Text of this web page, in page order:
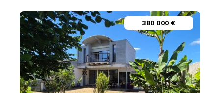
Orpi Max 798 000 €